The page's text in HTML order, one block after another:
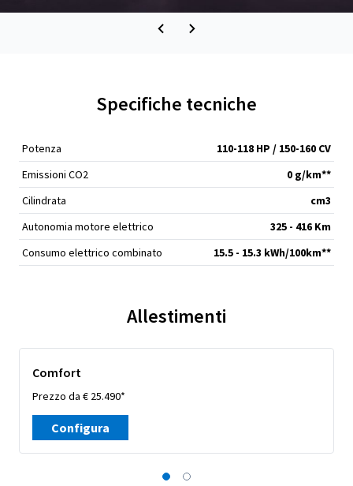
Specifiche tecniche
Potenza
110-118 HP / 150-160 CV
Emissioni CO2
0 g/km**
Cilindrata
cm3
Autonomia motore elettrico
325 - 416 Km
Consumo elettrico combinato
15.5 - 15.3 kWh/100km**
Allestimenti
Comfort
Prezzo da € 25.490*
Configura